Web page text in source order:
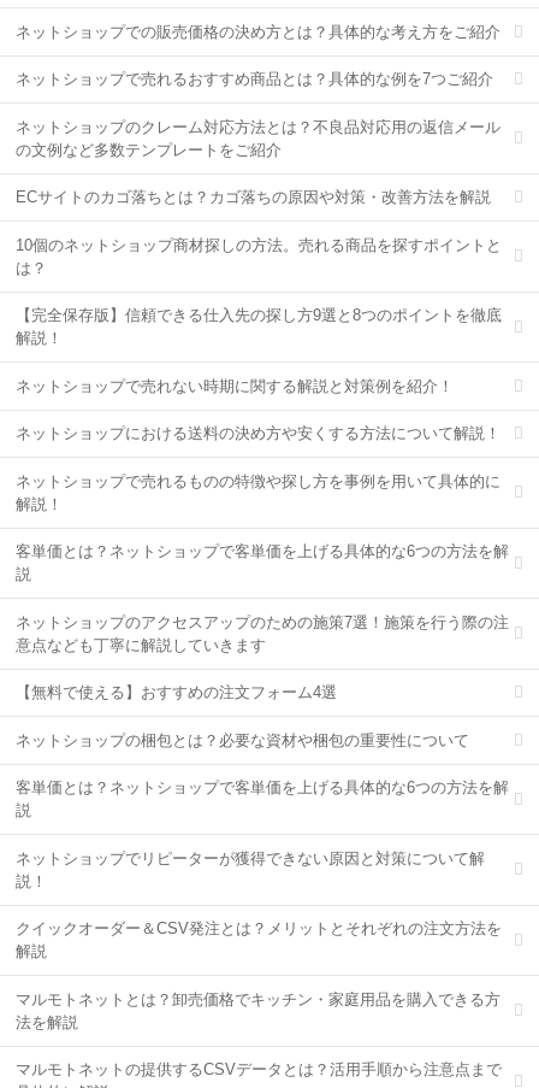
ネットショップでの販売価格の決め方とは？具体的な考え方をご紹介
ネットショップで売れるおすすめ商品とは？具体的な例を7つご紹介
ネットショップのクレーム対応方法とは？不良品対応用の返信メール
の文例など多数テンプレートをご紹介
ECサイトのカゴ落ちとは？カゴ落ちの原因や対策・改善方法を解説
10個のネットショップ商材探しの方法。売れる商品を探すポイントと
は？
【完全保存版】信頼できる仕入先の探し方9選と8つのポイントを徹底
解説！
ネットショップで売れない時期に関する解説と対策例を紹介！
ネットショップにおける送料の決め方や安くする方法について解説！
ネットショップで売れるものの特徴や探し方を事例を用いて具体的に
解説！
客単価とは？ネットショップで客単価を上げる具体的な6つの方法を解
説
ネットショップのアクセスアップのための施策7選！施策を行う際の注
意点なども丁寧に解説していきます
【無料で使える】おすすめの注文フォーム4選
ネットショップの梱包とは？必要な資材や梱包の重要性について
客単価とは？ネットショップで客単価を上げる具体的な6つの方法を解
説
ネットショップでリピーターが獲得できない原因と対策について解
説！
クイックオーダー＆CSV発注とは？メリットとそれぞれの注文方法を
解説
マルモトネットとは？卸売価格でキッチン・家庭用品を購入できる方
法を解説
マルモトネットの提供するCSVデータとは？活用手順から注意点まで